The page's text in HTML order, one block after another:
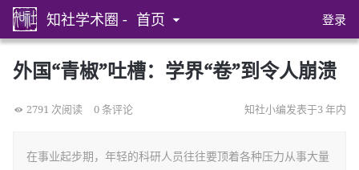
知社学术圈 - 首页 登录
外国“青椒”吐槽：学界“卷”到令人崩溃
2791 次阅读 0 条评论 知社小编发表于3 年内
在事业起步期，年轻的科研人员往往要顶着各种压力从事大量